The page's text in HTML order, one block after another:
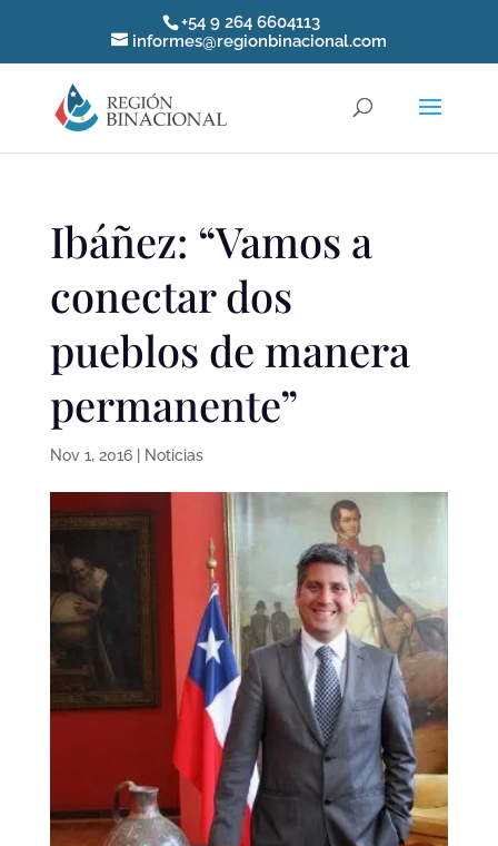
+54 9 264 6604113
informes@regionbinacional.com
Ibáñez: “Vamos a
conectar dos
pueblos de manera
permanente”
Nov 1, 2016| Noticias